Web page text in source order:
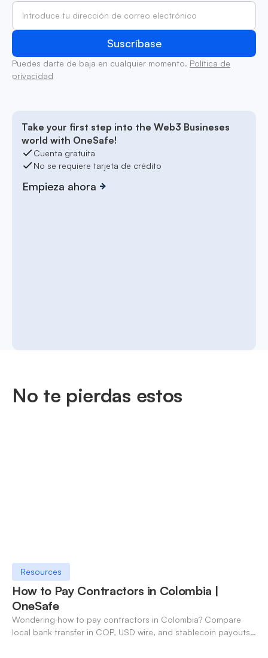
Puedes darte de baja en cualquier momento. Política de
privacidad
Take your first step into the Web3 Busineses
world with OneSafe!
Cuenta gratuita
No se requiere tarjeta de crédito
Empieza ahora
No te pierdas estos
Resources
How to Pay Contractors in Colombia |
OneSafe
Wondering how to pay contractors in Colombia? Compare
local bank transfer in COP, USD wire, and stablecoin payouts.